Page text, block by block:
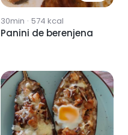
30min · 574 kcal
Panini de berenjena